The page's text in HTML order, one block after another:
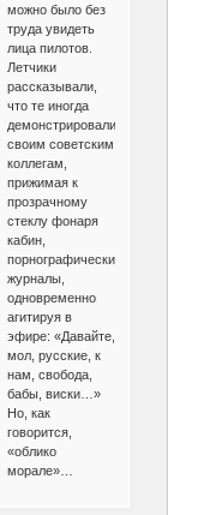
можно было без
труда увидеть
лица пилотов.
Летчики
рассказывали,
что те иногда
демонстрировали
своим советским
коллегам,
прижимая к
прозрачному
стеклу фонаря
кабин,
порнографические
журналы,
одновременно
агитируя в
эфире: «Давайте,
мол, русские, к
нам, свобода,
бабы, виски…»
Но, как
говорится,
«облико
морале»…